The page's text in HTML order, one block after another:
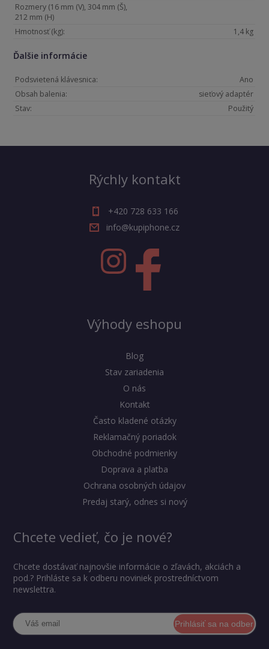
Rozmery (16 mm (V), 304 mm (Š),
212 mm (H)
Hmotnosť (kg):
1,4 kg
Ďalšie informácie
Podsvietená klávesnica:
Ano
Obsah balenia:
sieťový adaptér
Stav:
Použitý
Rýchly kontakt
+420 728 633 166
info@kupiphone.cz
Výhody eshopu
Blog
Stav zariadenia
O nás
Kontakt
Často kladené otázky
Reklamačný poriadok
Obchodné podmienky
Doprava a platba
Ochrana osobných údajov
Predaj starý, odnes si nový
Chcete vedieť, čo je nové?
Chcete dostávať najnovšie informácie o zľavách, akciách a
pod.? Prihláste sa k odberu noviniek prostredníctvom
newslettra.
Prihlásiť sa na odber